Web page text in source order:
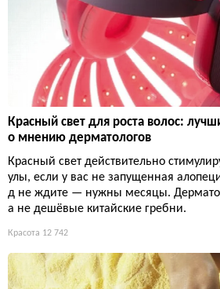
Красный свет для роста волос:
о мнению дерматологов
Красный свет действительно
улы, если у вас не запущенная
д не ждите — нужны месяцы.
а не дешёвые китайские гребни.
Красота 12 742